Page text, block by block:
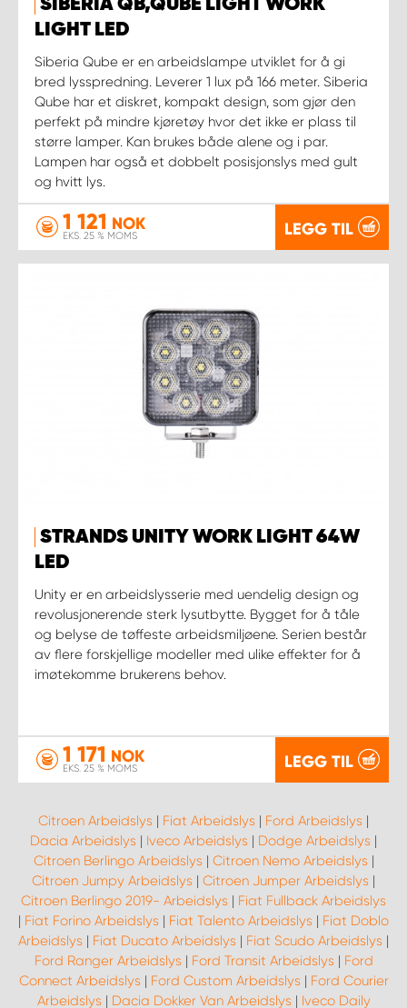
SIBERIA QB,QUBE LIGHT WORK
LIGHT LED
Siberia Qube er en arbeidslampe utviklet for å gi
bred lysspredning. Leverer 1 lux på 166 meter. Siberia
Qube har et diskret, kompakt design, som gjør den
perfekt på mindre kjøretøy hvor det ikke er plass til
større lamper. Kan brukes både alene og i par.
Lampen har også et dobbelt posisjonslys med gult
og hvitt lys.
1 121 NOK
EKS. 25 % MOMS LEGG TIL
STRANDS UNITY WORK LIGHT 64W
LED
Unity er en arbeidslysserie med uendelig design og
revolusjonerende sterk lysutbytte. Bygget for å tåle
og belyse de tøffeste arbeidsmiljøene. Serien består
av flere forskjellige modeller med ulike effekter for å
imøtekomme brukerens behov.
1 171 NOK
EKS. 25 % MOMS LEGG TIL
Citroen Arbeidslys | Fiat Arbeidslys | Ford Arbeidslys |
Dacia Arbeidslys | Iveco Arbeidslys | Dodge Arbeidslys |
Citroen Berlingo Arbeidslys | Citroen Nemo Arbeidslys |
Citroen Jumpy Arbeidslys | Citroen Jumper Arbeidslys |
Citroen Berlingo 2019- Arbeidslys | Fiat Fullback Arbeidslys
| Fiat Forino Arbeidslys | Fiat Talento Arbeidslys | Fiat Doblo
Arbeidslys | Fiat Ducato Arbeidslys | Fiat Scudo Arbeidslys |
Ford Ranger Arbeidslys | Ford Transit Arbeidslys | Ford
Connect Arbeidslys | Ford Custom Arbeidslys | Ford Courier
Arbeidslys | Dacia Dokker Van Arbeidslys | Iveco Daily